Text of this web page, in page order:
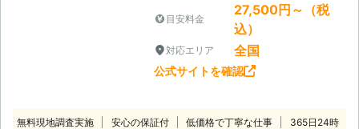
目安料金
27,500円～（税
込）
対応エリア 全国
公式サイトを確認
無料現地調査実施 安心の保証付 低価格で丁寧な仕事
365日24時